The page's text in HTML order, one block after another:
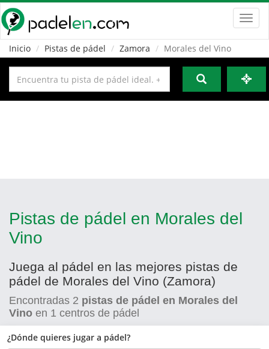
Inicio
Pistas de pádel Zamora Morales del Vino
Pistas de pádel en Morales del
Vino
Juega al pádel en las mejores pistas de
pádel de Morales del Vino (Zamora)
Encontradas 2 pistas de pádel en Morales del
Vino en 1 centros de pádel
¿Dónde quieres jugar a pádel?